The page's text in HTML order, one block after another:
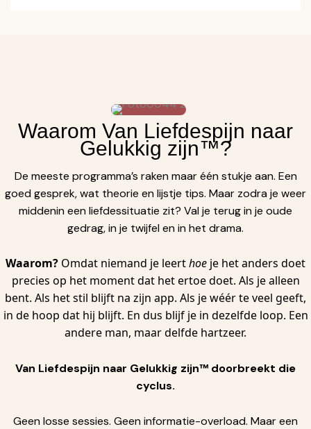
Waarom Van Liefdespijn naar
Gelukkig zijn™?
De meeste programma’s raken maar één stukje aan. Een
goed gesprek, wat theorie en lijstje tips. Maar zodra je weer
middenin een liefdessituatie zit? Val je terug in je oude
gedrag, in je twijfel en in het drama.
Waarom? Omdat niemand je leerthoe je het anders doet
precies op het moment dat het ertoe doet. Als je alleen
bent. Als het stil blijft na zijn app. Als je wéér te veel geeft,
in de hoop dat hij blijft. En dus blijf je in dezelfde loop. Een
andere man, maar delfde hartzeer.
Van Liefdespijn naar Gelukkig zijn™ doorbreekt die
cyclus.
Geen losse sessies. Geen informatie-overload. Maar een